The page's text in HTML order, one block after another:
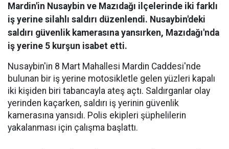
Mardin'in Nusaybin ve Mazıdağı ilçelerinde iki farklı
iş yerine silahlı saldırı düzenlendi. Nusaybin'deki
saldırı güvenlik kamerasına yansırken, Mazıdağı'nda
iş yerine 5 kurşun isabet etti.
Nusaybin'in 8 Mart Mahallesi Mardin Caddesi'nde
bulunan bir iş yerine motosikletle gelen yüzleri kapalı
iki kişiden biri tabancayla ateş açtı. Saldırganlar olay
yerinden kaçarken, saldırı iş yerinin güvenlik
kamerasına yansıdı. Polis ekipleri şüphelilerin
yakalanması için çalışma başlattı.